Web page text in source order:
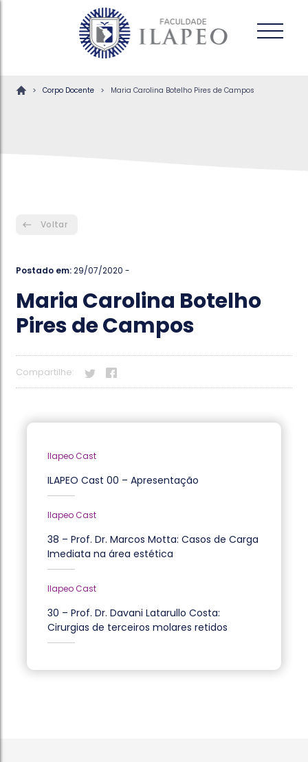
> Corpo Docente > Maria Carolina Botelho Pires de Campos
Voltar
Postado em:29/07/2020 -
Maria Carolina Botelho
Pires de Campos
Compartilhe:
Ilapeo Cast
ILAPEO Cast 00 – Apresentação
Ilapeo Cast
38 – Prof. Dr. Marcos Motta: Casos de Carga
Imediata na área estética
Ilapeo Cast
30 – Prof. Dr. Davani Latarullo Costa:
Cirurgias de terceiros molares retidos